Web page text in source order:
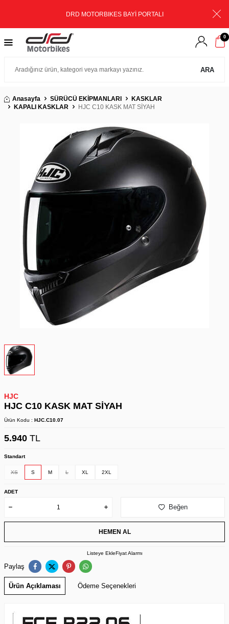
DRD MOTORBIKES BAYİ PORTALI
ARA
0
Anasayfa SÜRÜCÜ EKİPMANLARI
KASKLAR
KAPALI KASKLAR
HJC C10 KASK MAT SİYAH
HJC
HJC C10 KASK MAT SİYAH
Ürün Kodu : HJC.C10.07
5.940 TL
Standart
XS S M L XL 2XL
ADET
Beğen
HEMEN AL
Listeye EkleFiyat Alarmı
Paylaş
Ürün Açıklaması Ödeme Seçenekleri